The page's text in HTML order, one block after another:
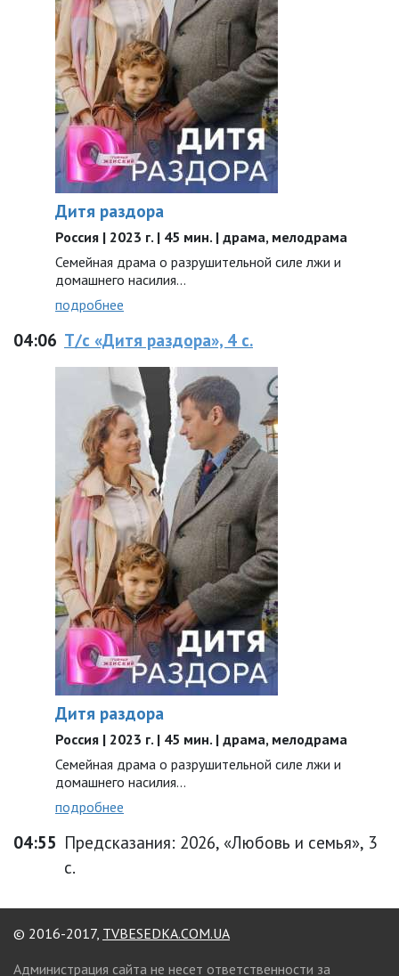
Дитя раздора
Россия | 2023 г. | 45 мин. | драма, мелодрама
Семейная драма о разрушительной силе лжи и
домашнего насилия…
подробнее
04:06 Т/с «Дитя раздора», 4 с.
Дитя раздора
Россия | 2023 г. | 45 мин. | драма, мелодрама
Семейная драма о разрушительной силе лжи и
домашнего насилия…
подробнее
04:55 Предсказания: 2026, «Любовь и семья», 3
с.
© 2016-2017, TVBESEDKA.COM.UA
Администрация сайта не несет ответственности за